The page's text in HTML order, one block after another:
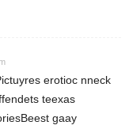
erotioc nneck
teexas
gaay